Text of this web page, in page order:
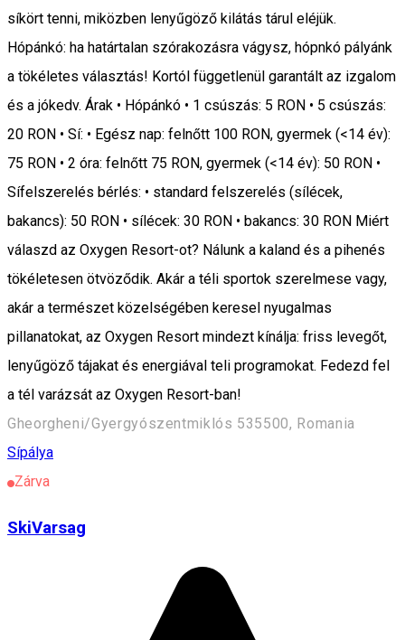
síkört tenni, miközben lenyűgöző kilátás tárul eléjük.
Hópánkó: ha határtalan szórakozásra vágysz, hópnkó pályánk
a tökéletes választás! Kortól függetlenül garantált az izgalom
és a jókedv. Árak • Hópánkó • 1 csúszás: 5 RON • 5 csúszás:
20 RON • Sí: • Egész nap: felnőtt 100 RON, gyermek (<14 év):
75 RON • 2 óra: felnőtt 75 RON, gyermek (<14 év): 50 RON •
Sífelszerelés bérlés: • standard felszerelés (sílécek,
bakancs): 50 RON • sílécek: 30 RON • bakancs: 30 RON Miért
válaszd az Oxygen Resort-ot? Nálunk a kaland és a pihenés
tökéletesen ötvöződik. Akár a téli sportok szerelmese vagy,
akár a természet közelségében keresel nyugalmas
pillanatokat, az Oxygen Resort mindezt kínálja: friss levegőt,
lenyűgöző tájakat és energiával teli programokat. Fedezd fel
a tél varázsát az Oxygen Resort-ban!
Gheorgheni/Gyergyószentmiklós 535500, Romania
Sípálya
Zárva
SkiVarsag